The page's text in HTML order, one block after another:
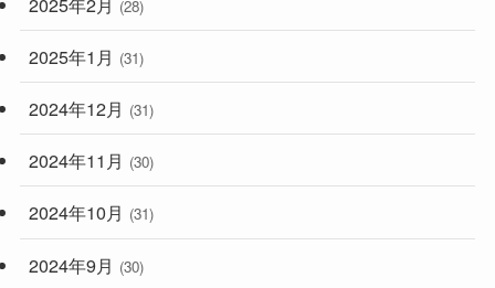
(28)
2025年1月 (31)
2024年12月 (31)
2024年11月 (30)
2024年10月 (31)
2024年9月 (30)